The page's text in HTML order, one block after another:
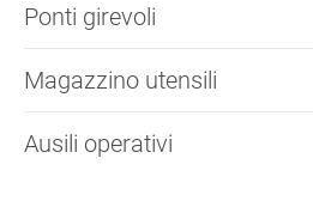
Ponti girevoli
Magazzino utensili
Ausili operativi